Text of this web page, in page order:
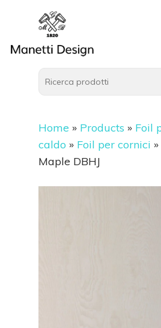
Home » Products » Foil
caldo » Foil per cornici »
Maple DBHJ